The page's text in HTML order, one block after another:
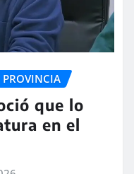
PROVINCIA
que lo
en el